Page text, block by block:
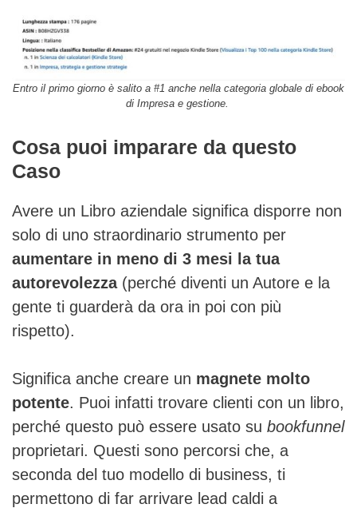
Entro il primo giorno è salito a #1 anche nella categoria globale di ebook
di Impresa e gestione.
Cosa puoi imparare da questo
Caso
Avere un Libro aziendale significa disporre non
solo di uno straordinario strumento per
aumentare in meno di 3 mesi la tua
autorevolezza(perché diventi un Autore e la
gente ti guarderà da ora in poi con più
rispetto).
Significa anche creare un magnete molto
potente. Puoi infatti trovare clienti con un libro,
perché questo può essere usato su bookfunnel
proprietari. Questi sono percorsi che, a
seconda del tuo modello di business, ti
permettono di far arrivare lead caldi a